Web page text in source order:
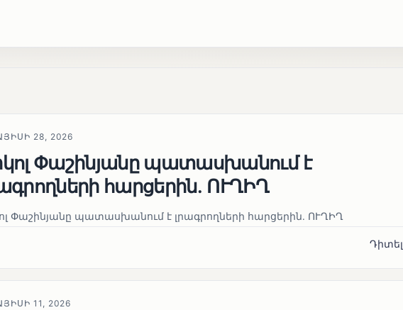
28, 2026
Փաշինյանը պատասխանում է
հարցերին․ ՈՒՂԻՂ
Փաշինյանը պատասխանում է լրագրողների հարցերին․ ՈՒՂԻՂ
Դիտել
11, 2026